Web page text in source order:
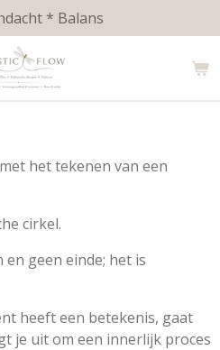
* Balans
het tekenen van een
cirkel.
geen einde; het is
heeft een betekenis, gaat
je uit om een innerlijk proces